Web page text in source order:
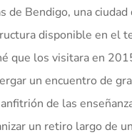
de Bendigo, una
disponible en el
que los visitara en
un encuentro de
de las
un retiro largo de